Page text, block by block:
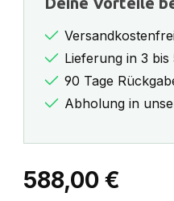
Lieferung in 3 bis
90 Tage
Abholung in
Regulärer Preis:
588,00 €